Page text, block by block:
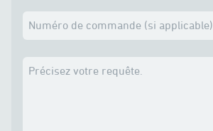
Numéro de commande (si applicable)
Précisez votre requête.